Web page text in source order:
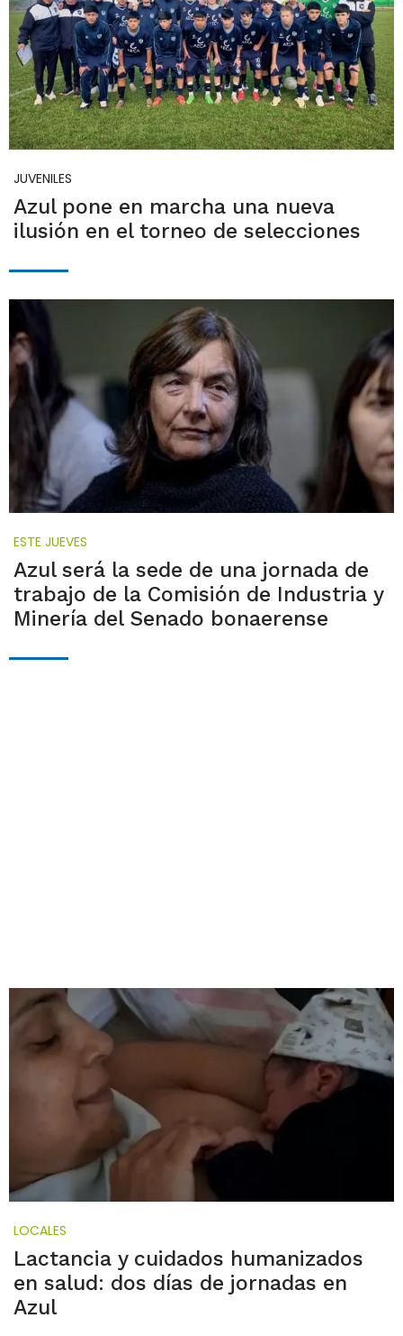
JUVENILES
Azul pone en marcha una nueva
ilusión en el torneo de selecciones
ESTE JUEVES
Azul será la sede de una jornada de
trabajo de la Comisión de Industria y
Minería del Senado bonaerense
LOCALES
Lactancia y cuidados humanizados
en salud: dos días de jornadas en
Azul